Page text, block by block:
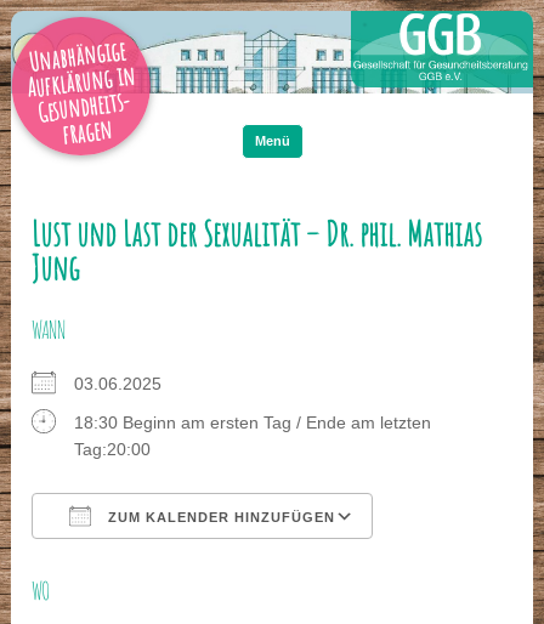
Unabhängige
Aufklärung in
Gesundheits-
fragen Menü
Lust und Last der Sexualität – Dr. phil. Mathias
Jung
WANN
03.06.2025
18:30 Beginn am ersten Tag / Ende am letzten
Tag:20:00
ZUM KALENDER HINZUFÜGEN
WO